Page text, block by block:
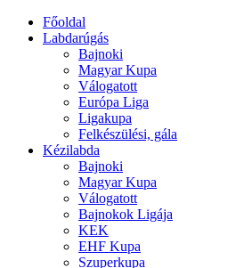
Főoldal
Labdarúgás
Bajnoki
Magyar Kupa
Válogatott
Európa Liga
Ligakupa
Felkészülési, gála
Kézilabda
Bajnoki
Magyar Kupa
Válogatott
Bajnokok Ligája
KEK
EHF Kupa
Szuperkupa